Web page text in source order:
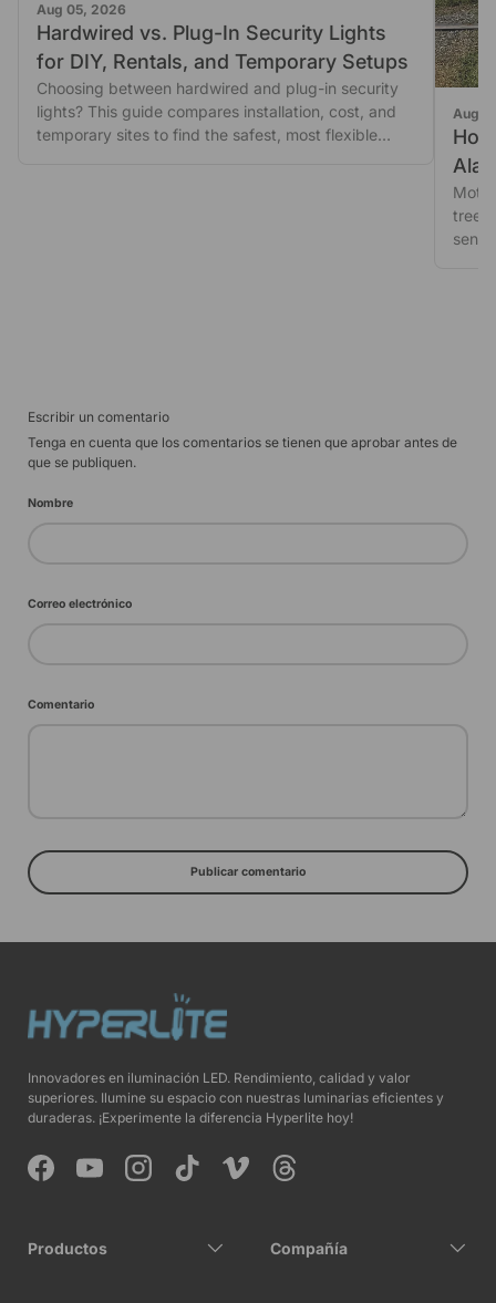
Aug 05, 2026
Hardwired vs. Plug-In Security Lights
for DIY, Rentals, and Temporary Setups
Choosing between hardwired and plug-in security
lights? This guide compares installation, cost, and
temporary sites to find the safest, most flexible
Aug
Escribir un comentario
Tenga en cuenta que los comentarios se tienen que aprobar antes de
que se publiquen.
Nombre
Correo electrónico
Comentario
Publicar comentario
Innovadores en iluminación LED. Rendimiento, calidad y valor
superiores. Ilumine su espacio con nuestras luminarias eficientes y
duraderas. ¡Experimente la diferencia Hyperlite hoy!
FacebookYouTubeInstagramTikTok Vimeo Threads
Productos Compañía